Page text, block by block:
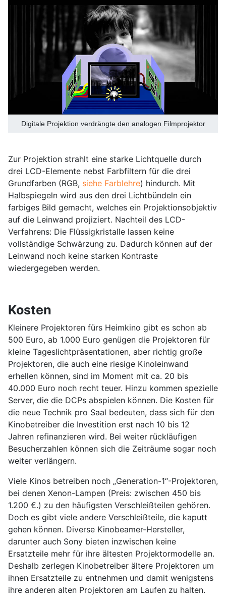
Digitale Projektion verdrängte den analogen Filmprojektor
Zur Projektion strahlt eine starke Lichtquelle durch
drei LCD-Elemente nebst Farbfiltern für die drei
Grundfarben (RGB, siehe Farblehre) hindurch. Mit
Halbspiegeln wird aus den drei Lichtbündeln ein
farbiges Bild gemacht, welches ein Projektionsobjektiv
auf die Leinwand projiziert. Nachteil des LCD-
Verfahrens: Die Flüssigkristalle lassen keine
vollständige Schwärzung zu. Dadurch können auf der
Leinwand noch keine starken Kontraste
wiedergegeben werden.
Kosten
Kleinere Projektoren fürs Heimkino gibt es schon ab
500 Euro, ab 1.000 Euro genügen die Projektoren für
kleine Tageslichtpräsentationen, aber richtig große
Projektoren, die auch eine riesige Kinoleinwand
erhellen können, sind im Moment mit ca. 20 bis
40.000 Euro noch recht teuer. Hinzu kommen spezielle
Server, die die DCPs abspielen können. Die Kosten für
die neue Technik pro Saal bedeuten, dass sich für den
Kinobetreiber die Investition erst nach 10 bis 12
Jahren refinanzieren wird. Bei weiter rückläufigen
Besucherzahlen können sich die Zeiträume sogar noch
weiter verlängern.
Viele Kinos betreiben noch „Generation-1“-Projektoren,
bei denen Xenon-Lampen (Preis: zwischen 450 bis
1.200 €.) zu den häufigsten Verschleißteilen gehören.
Doch es gibt viele andere Verschleißteile, die kaputt
gehen können. Diverse Kinobeamer-Hersteller,
darunter auch Sony bieten inzwischen keine
Ersatzteile mehr für ihre ältesten Projektormodelle an.
Deshalb zerlegen Kinobetreiber ältere Projektoren um
ihnen Ersatzteile zu entnehmen und damit wenigstens
ihre anderen alten Projektoren am Laufen zu halten.